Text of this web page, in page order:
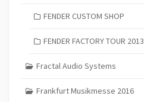
FENDER CUSTOM SHOP
FENDER FACTORY TOUR 2013
Fractal Audio Systems
Frankfurt Musikmesse 2016